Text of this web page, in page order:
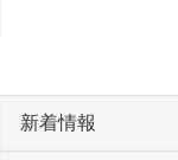
新着情報